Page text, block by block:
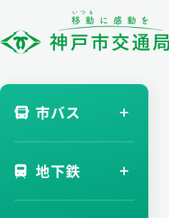
市バス
地下鉄